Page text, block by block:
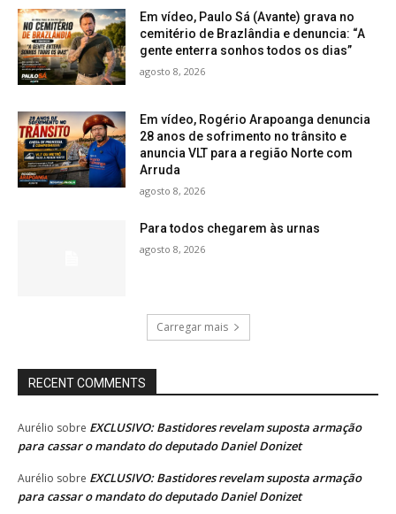
Em vídeo, Paulo Sá (Avante) grava no
cemitério de Brazlândia e denuncia: “A
gente enterra sonhos todos os dias”
agosto 8, 2026
Em vídeo, Rogério Arapoanga denuncia
28 anos de sofrimento no trânsito e
anuncia VLT para a região Norte com
Arruda
agosto 8, 2026
Para todos chegarem às urnas
agosto 8, 2026
Carregar mais
RECENT COMMENTS
Aurélio sobre EXCLUSIVO: Bastidores revelam suposta armação
para cassar o mandato do deputado Daniel Donizet
Aurélio sobre EXCLUSIVO: Bastidores revelam suposta armação
para cassar o mandato do deputado Daniel Donizet